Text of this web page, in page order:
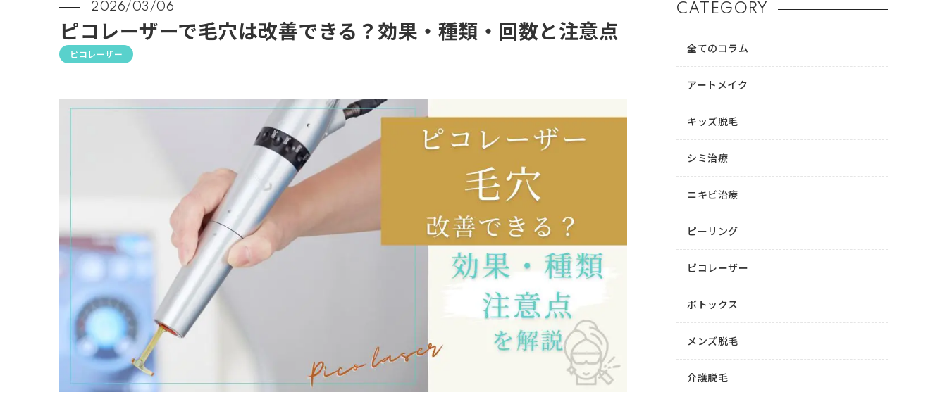
2026/03/06
ピコレーザーで毛穴は改善できる？効果・種類・回数と注意点
ピコレーザー
CATEGORY
全てのコラム
アートメイク
キッズ脱毛
シミ治療
ニキビ治療
ピーリング
ピコレーザー
ボトックス
メンズ脱毛
介護脱毛